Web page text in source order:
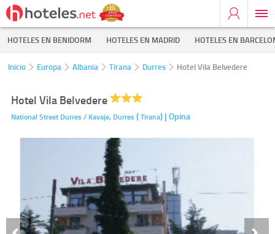
HOTELES EN BENIDORM HOTELES EN MADRID HOTELES EN
Inicio Europa Albania Tirana Durres Hotel Vila Belvedere
Hotel Vila Belvedere
National Street Durres / Kavaje, Durres (Tirana) | Opina